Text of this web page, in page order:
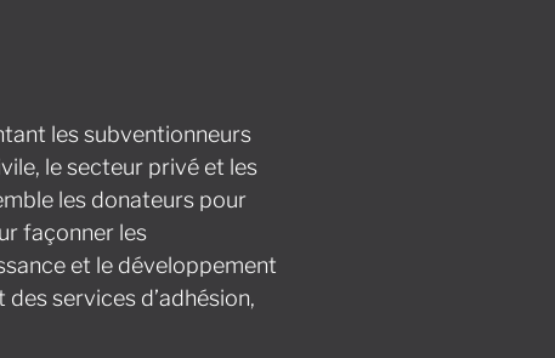
les subventionneurs
le secteur privé et les
les donateurs pour
façonner les
et le développement
services d’adhésion,